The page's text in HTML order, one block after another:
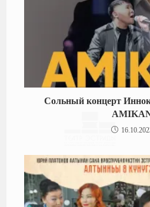
Сольный концерт